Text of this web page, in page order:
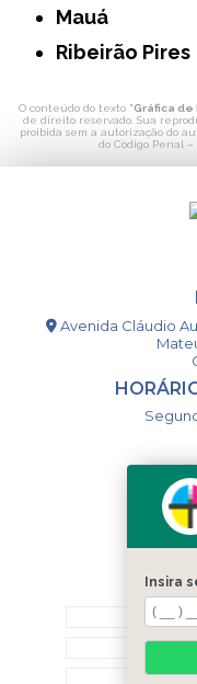
Mauá
Ribeirão Pires
O conteúdo do texto "Gráfica de
de direito reservado. Sua
proibida sem a autorização do
do Código Penal –
Avenida Cláudio
Insira